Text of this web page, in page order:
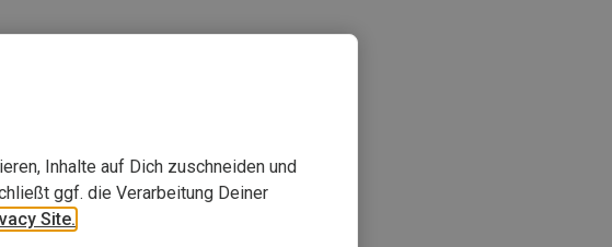
Inhalte auf Dich zuschneiden und
ggf. die Verarbeitung Deiner
Site.